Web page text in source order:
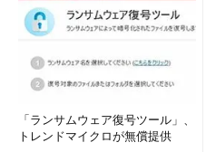
「ランサムウェア復号ツール」、
トレンドマイクロが無償提供